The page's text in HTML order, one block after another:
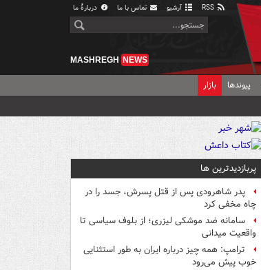
آرشیو تماس با ما دربارهٔ ما
MASHREGH NEWS
پیوندها بازار
پربازدیدترین ها
پدر شاهرودی پس از قتل پسرش، جسد را در
چاه مخفی کرد
سامانه ضد موشکی لیزری؛ از بلوف سیاسی تا
واقعیت میدانی
ترامپ: همه چیز درباره ایران به طور استثنایی
خوب پیش می‌رود